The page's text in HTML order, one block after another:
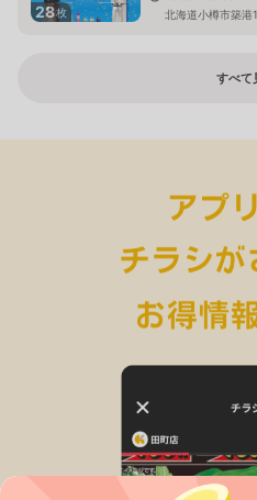
28枚
北海道小樽市築港
すべて